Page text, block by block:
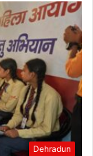
Dehradun